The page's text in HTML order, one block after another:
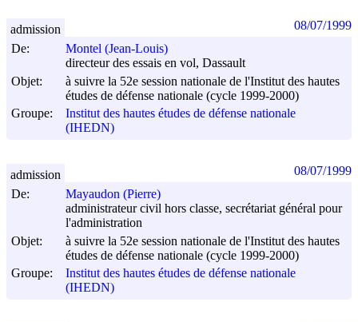
De:
Montel (Jean-Louis)
directeur des essais en vol, Dassault
Objet:
à suivre la 52e session nationale de l'Institut des hautes
études de défense nationale (cycle 1999-2000)
Groupe:
Institut des hautes études de défense nationale
(IHEDN)
admission 08/07/1999
De:
Mayaudon (Pierre)
administrateur civil hors classe, secrétariat général pour
l'administration
Objet:
à suivre la 52e session nationale de l'Institut des hautes
études de défense nationale (cycle 1999-2000)
Groupe:
Institut des hautes études de défense nationale
(IHEDN)
admission 08/07/1999